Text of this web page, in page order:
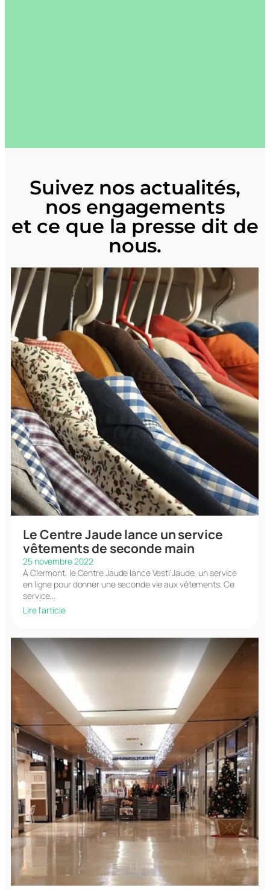
Suivez nos actualités,
nos engagements
et ce que la presse dit de
nous.
Le Centre Jaude lance un service
vêtements de seconde main
25 novembre 2022
A Clermont, le Centre Jaude lance Vesti'Jaude, un service
en ligne pour donner une seconde vie aux vêtements. Ce
service...
Lire l'article